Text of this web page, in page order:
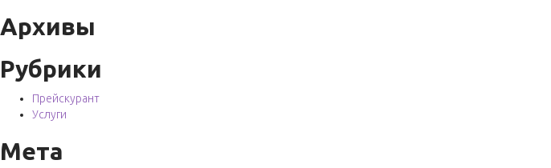
Архивы
Рубрики
Прейскурант
Услуги
Мета